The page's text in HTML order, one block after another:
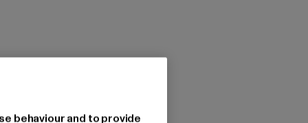
behaviour and to provide